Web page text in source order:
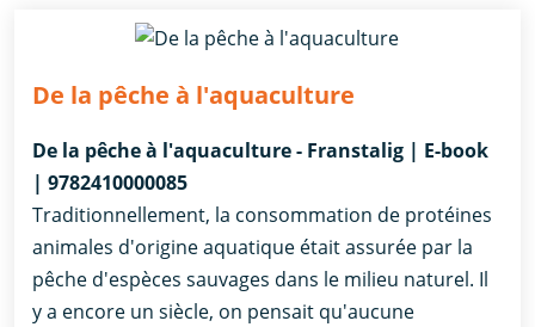
De la pêche à l'aquaculture
De la pêche à l'aquaculture - Franstalig | E-book
| 9782410000085
Traditionnellement, la consommation de protéines
animales d'origine aquatique était assurée par la
pêche d'espèces sauvages dans le milieu naturel. Il
y a encore un siècle, on pensait qu'aucune